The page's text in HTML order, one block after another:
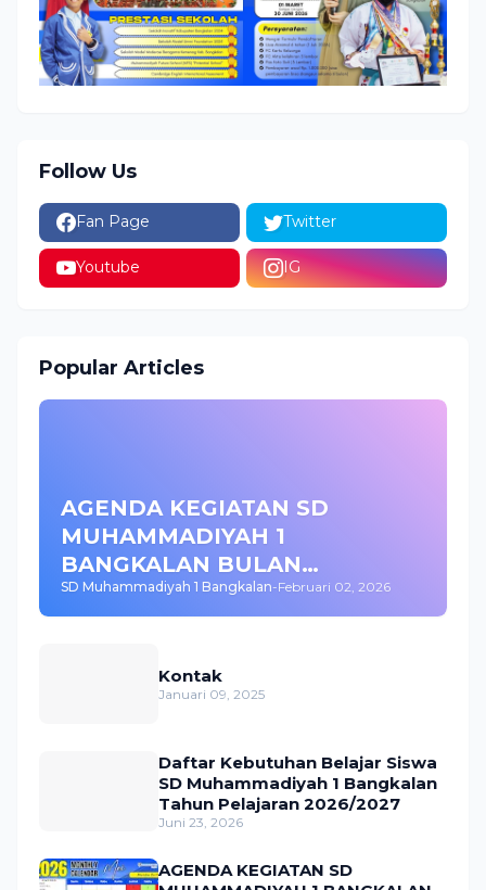
Follow Us
Fan Page Twitter
Youtube IG
Popular Articles
AGENDA KEGIATAN SD
MUHAMMADIYAH 1
BANGKALAN BULAN
FEBRUARI 2026
SD Muhammadiyah 1 Bangkalan-Februari 02, 2026
Kontak
Januari 09, 2025
Daftar Kebutuhan Belajar Siswa
SD Muhammadiyah 1 Bangkalan
Tahun Pelajaran 2026/2027
Juni 23, 2026
AGENDA KEGIATAN SD